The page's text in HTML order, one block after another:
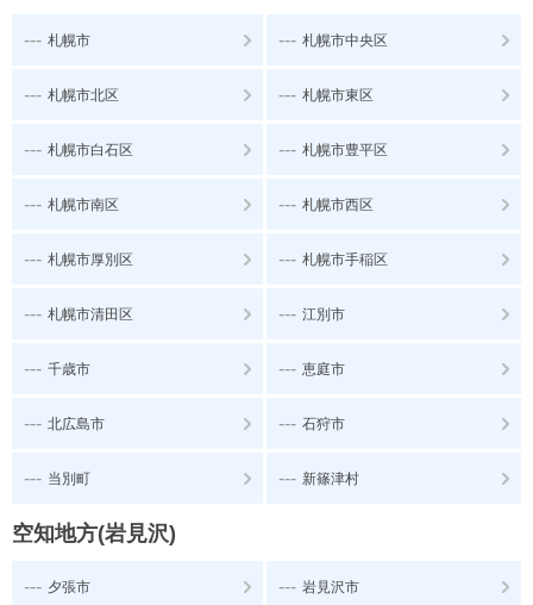
--- 札幌市 --- 札幌市中央区
--- 札幌市北区 --- 札幌市東区
--- 札幌市白石区 --- 札幌市豊平区
--- 札幌市南区 --- 札幌市西区
--- 札幌市厚別区 --- 札幌市手稲区
--- 札幌市清田区 --- 江別市
--- 千歳市 --- 恵庭市
--- 北広島市 --- 石狩市
--- 当別町 --- 新篠津村
空知地方(岩見沢)
--- 夕張市 --- 岩見沢市